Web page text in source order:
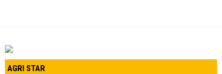
AGRI STAR